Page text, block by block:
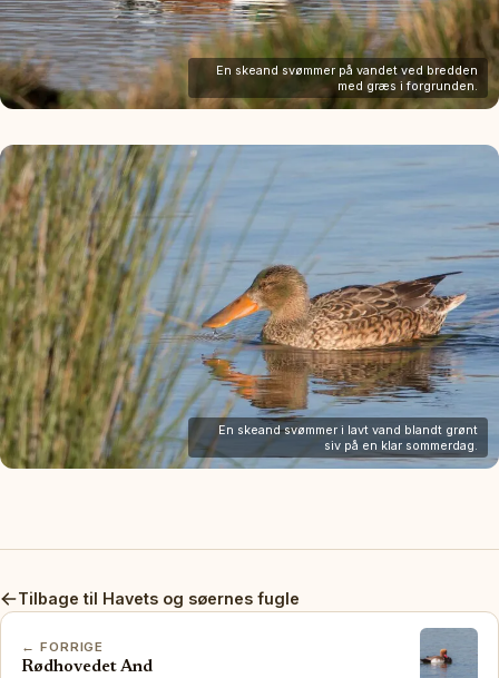
En skeand svømmer på vandet ved bredden
med græs i forgrunden.
En skeand svømmer i lavt vand blandt grønt
siv på en klar sommerdag.
Tilbage til Havets og søernes fugle
← FORRIGE
Rødhovedet And